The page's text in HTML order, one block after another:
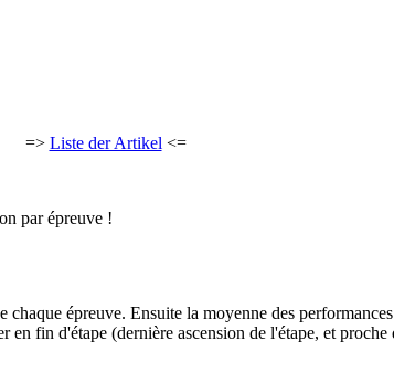
=> Liste der Artikel <=
par épreuve !
épreuve. Ensuite la moyenne des
fin d'étape (dernière ascension de l'étape, et